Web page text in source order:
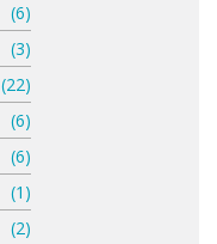
(6)
(3)
(22)
(6)
(6)
(1)
(2)